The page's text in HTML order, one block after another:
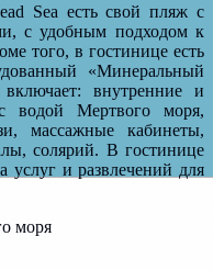
Sea есть свой пляж с
с удобным подходом к
того, в гостинице есть
«Минеральный
внутренние и
водой Мертвого моря,
массажные кабинеты,
солярий. В гостинице
услуг и развлечений для
моря